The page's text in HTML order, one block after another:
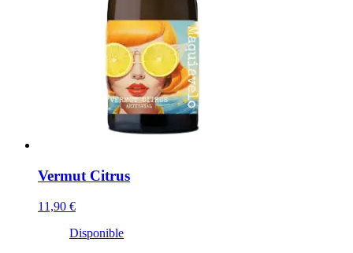
Vermut Citrus
11,90 €
Disponible